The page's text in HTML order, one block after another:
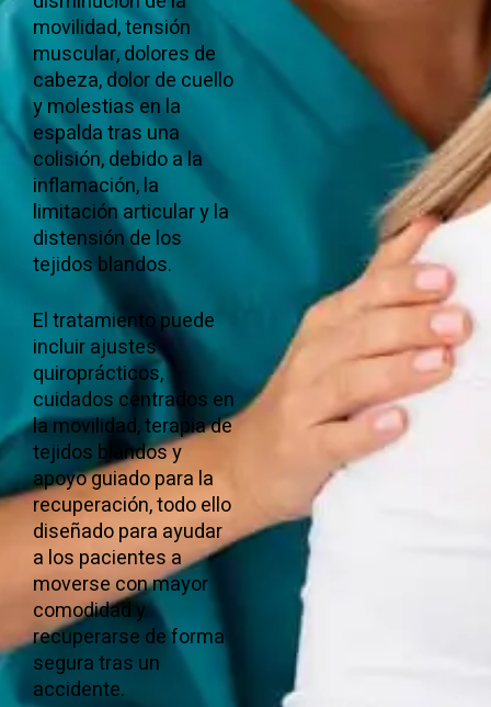
movilidad, tensión
muscular, dolores de
cabeza, dolor de cuello
y molestias en la
espalda tras una
colisión, debido a la
inflamación, la
limitación articular y la
distensión de los
tejidos blandos.
El tratamiento puede
incluir ajustes
quiroprácticos,
cuidados centrados en
la movilidad, terapia de
tejidos blandos y
apoyo guiado para la
recuperación, todo ello
diseñado para ayudar
a los pacientes a
moverse con mayor
comodidad y
recuperarse de forma
segura tras un
accidente.